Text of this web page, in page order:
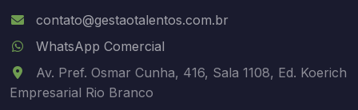
contato@gestaotalentos.com.br
WhatsApp Comercial
Av. Pref. Osmar Cunha, 416, Sala 1108, Ed. Koerich
Empresarial Rio Branco